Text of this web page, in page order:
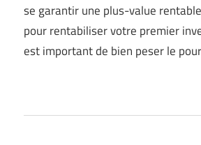
se garantir une plus-value
pour rentabiliser votre premier
est important de bien peser le